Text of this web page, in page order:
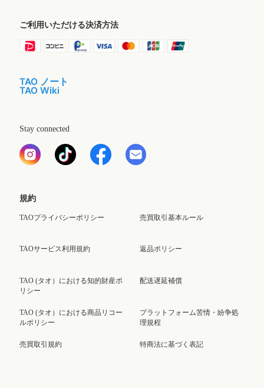
ご利用いただける決済方法
TAO ノート
TAO Wiki
Stay connected
規約
TAOプライバシーポリシー
TAOサービス利用規約
TAO (タオ）における知的財産ポ
リシー
TAO (タオ）における商品リコー
ルポリシー
売買取引規約
売買取引基本ルール
返品ポリシー
配送遅延補償
プラットフォーム苦情・紛争処
理規程
特商法に基づく表記